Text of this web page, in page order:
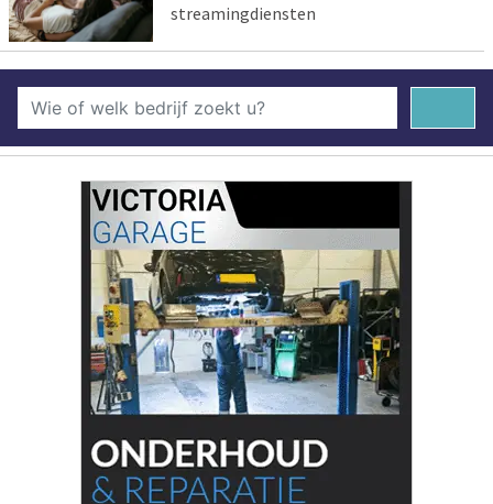
streamingdiensten